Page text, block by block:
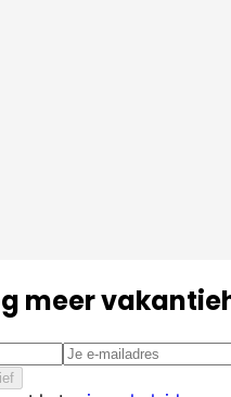
meer